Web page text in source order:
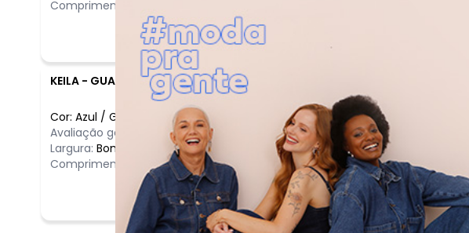
Comprimento:
KEILA - GUARAPARI - ES
Cor: Azul / G1
Avaliação geral do produto: Ótimo
Largura: Bom
Comprimento:
Bom